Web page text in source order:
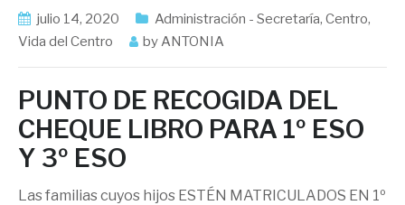
julio 14, 2020 Administración - Secretaría, Centro,
Vida del Centro
byANTONIA
PUNTO DE RECOGIDA DEL
CHEQUE LIBRO PARA 1º ESO
Y 3º ESO
Las familias cuyos hijos ESTÉN MATRICULADOS EN 1º